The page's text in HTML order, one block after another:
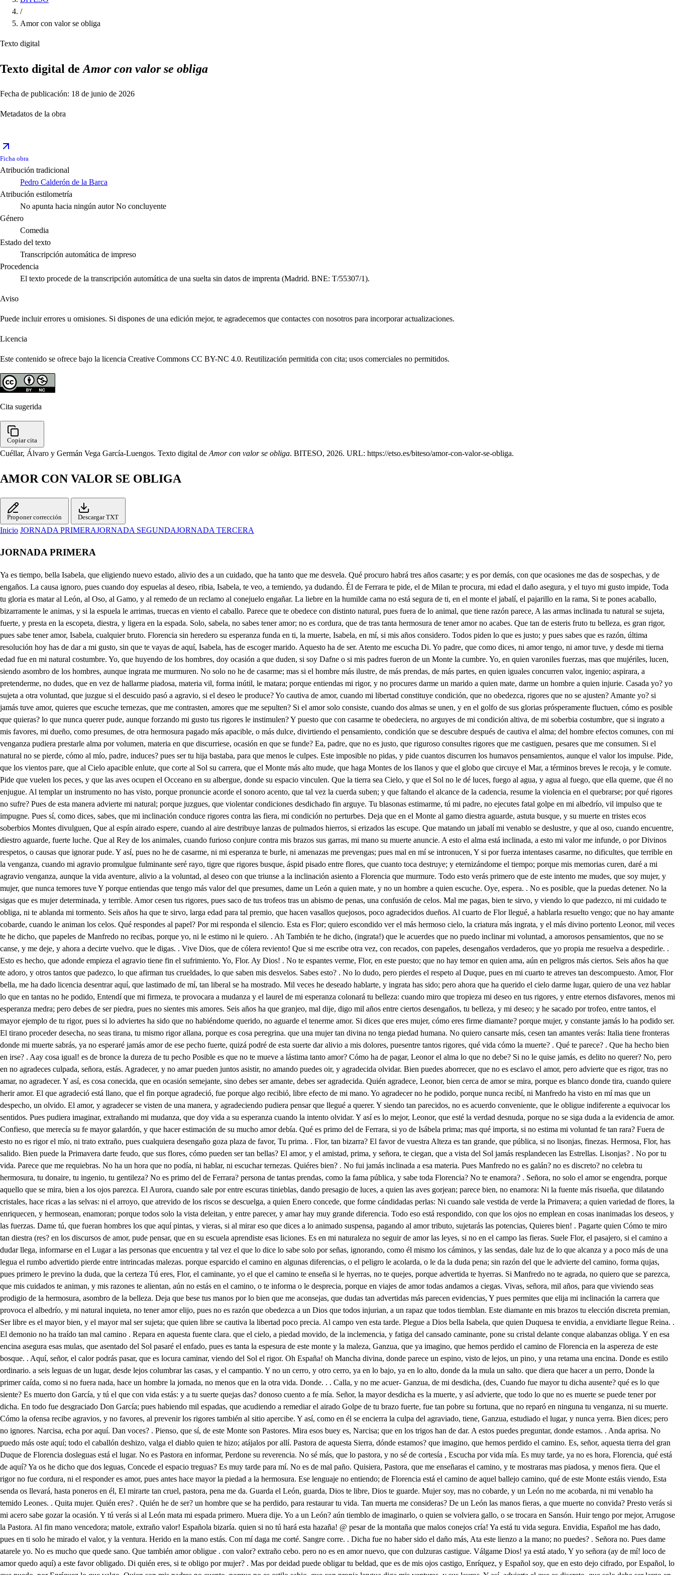
/
Amor con valor se obliga
Texto digital
Texto digital de Amor con valor se obliga
Fecha de publicación: 18 de junio de 2026
Metadatos de la obra
Ficha obra
Atribución tradicional
Pedro Calderón de la Barca
Atribución estilometría
No apunta hacia ningún autor No concluyente
Género
Comedia
Estado del texto
Transcripción automática de impreso
Procedencia
El texto procede de la transcripción automática de una suelta sin datos de imprenta (Madrid. BNE: T/55307/1).
Aviso
Puede incluir errores u omisiones. Si dispones de una edición mejor, te agradecemos que contactes con nosotros para incorporar actualizaciones.
Licencia
Este contenido se ofrece bajo la licencia Creative Commons CC BY-NC 4.0. Reutilización permitida con cita; usos comerciales no permitidos.
Cita sugerida
Copiar cita
Cuéllar, Álvaro y Germán Vega García-Luengos. Texto digital de Amor con valor se obliga. BITESO, 2026. URL: https://etso.es/biteso/amor-con-valor-se-obliga.
AMOR CON VALOR SE OBLIGA
Proponer corrección Descargar TXT
Inicio JORNADA PRIMERAJORNADA SEGUNDAJORNADA TERCERA
JORNADA PRIMERA
Ya es tiempo, bella Isabela, que eligiendo nuevo estado, alivio des a un cuidado, que ha tanto que me desvela. Qué procuro habrá tres años casarte; y es por demás, con que ocasiones me das de sospechas, y de engaños. La causa ignoro, pues cuando doy espuelas al deseo, ribia, Isabela, te veo, a temiendo, ya dudando. Él de Ferrara te pide, el de Milan te procura, mi edad el daño asegura, y el tuyo mi gusto impide, Toda tu gloria es matar al León, al Oso, al Gamo, y al remedo de un reclamo al conejuelo engañar. La liebre en la humilde cama no está segura de ti, en el monte el jabalí, el pajarillo en la rama, Si te pones acaballo, bizarramente le animas, y si la espuela le arrimas, truecas en viento el caballo. Parece que te obedece con distinto natural, pues fuera de lo animal, que tiene razón parece, A las armas inclinada tu natural se sujeta, fuerte, y presta en la escopeta, diestra, y ligera en la espada. Solo, sabela, no sabes tener amor; no es cordura, que de tras tanta hermosura de tener amor no acabes. Que tan de esteris fruto tu belleza, es gran rigor, pues sabe tener amor, Isabela, cualquier bruto. Florencia sin heredero su esperanza funda en ti, la muerte, Isabela, en mí, si mis años considero. Todos piden lo que es justo; y pues sabes que es razón, última resolución hoy has de dar a mi gusto, sin que te vayas de aquí, Isabela, has de escoger marido. Aquesto ha de ser. Atento me escucha Di. Yo padre, que como dices, ni amor tengo, ni amor tuve, y desde mi tierna edad fue en mi natural costumbre. Yo, que huyendo de los hombres, doy ocasión a que duden, si soy Dafne o si mis padres fueron de un Monte la cumbre. Yo, en quien varoniles fuerzas, mas que mujériles, lucen, siendo asombro de los hombres, aunque ingrata me murmuren. No solo no he de casarme; mas si el hombre más ilustre, de más prendas, de más partes, en quien iguales concurren valor, ingenio; aspirara, a pretenderme, no dudes, que en vez de hallarme piadosa, materia vil, forma inútil, le matara; porque entiendas mi rigor, y no procures darme un marido a quien mate, darme un hombre a quien injurie. Casada yo? yo sujeta a otra voluntad, que juzgue si el descuido pasó a agravio, si el deseo le produce? Yo cautiva de amor, cuando mi libertad constituye condición, que no obedezca, rigores que no se ajusten? Amante yo? si jamás tuve amor, quieres que escuche ternezas, que me contrasten, amores que me sepulten? Si el amor solo consiste, cuando dos almas se unen, y en el golfo de sus glorias prósperamente fluctuen, cómo es posible que quieras? lo que nunca querer pude, aunque forzando mi gusto tus rigores le instimulen? Y puesto que con casarme te obedeciera, no arguyes de mi condición altiva, de mi soberbia costumbre, que si ingrato a mis favores, mi dueño, como presumes, de otra hermosura pagado más apacible, o más dulce, divirtiendo el pensamiento, condición que se descubre después de cautiva el alma; del hombre efectos comunes, con mi venganza pudiera prestarle alma por volumen, materia en que discurriese, ocasión en que se funde? Ea, padre, que no es justo, que riguroso consultes rigores que me castiguen, pesares que me consumen. Si el natural no se pierde, cómo al mío, padre, induces? pues ser tu hija bastaba, para que menos le culpes. Este imposible no pidas, y pide cuantos discurren los humavos pensamientos, aunque el valor los impulse. Pide, que los vientos pare, que al Cielo apacible enlute, que corte al Sol su carrera, que el Monte más alto mude, que haga Montes de los llanos y que el globo que circuye el Mar, a términos breves le recoja, y le comute. Pide que vuelen los peces, y que las aves ocupen el Occeano en su albergue, donde su espacio vinculen. Que la tierra sea Cielo, y que el Sol no le dé luces, fuego al agua, y agua al fuego, que ella queme, que él no enjugue. Al templar un instrumento no has visto, porque pronuncie acorde el sonoro acento, que tal vez la cuerda suben; y que faltando el alcance de la cadencia, resume la violencia en el quebrarse; por qué rigores no sufre? Pues de esta manera advierte mi natural; porque juzgues, que violentar condiciones desdichado fin arguye. Tu blasonas estimarme, tú mi padre, no ejecutes fatal golpe en mi albedrío, vil impulso que te impugne. Pues sí, como dices, sabes, que mi inclinación conduce rigores contra las fiera, mi condición no perturbes. Deja que en el Monte al gamo diestra aguarde, astuta busque, y su muerte en tristes ecos soberbios Montes divulguen, Que al espín airado espere, cuando al aire destribuye lanzas de pulmados hierros, si erizados las escupe. Que matando un jabalí mi venablo se deslustre, y que al oso, cuando encuentre, diestro aguarde, fuerte luche. Que al Rey de los animales, cuando furioso conjure contra mis brazos sus garras, mi mano su muerte anuncie. A esto el alma está inclinada, a esto mi valor me infunde, o por Divinos respetos, o causas que ignorar pude. Y así, pues no he de casarme, ni mi esperanza te burle, ni amenazas me prevengas; pues mal en mí se intronucen, Y si por fuerza intentases casarme, no dificultes, que terrible en la venganza, cuando mi agravio promulgue fulminante seré rayo, tigre que rigores busque, áspid pisado entre flores, que cuanto toca destruye; y eternizándome el tiempo; porque mis memorias curen, daré a mi agravio venganza, aunque la vida aventure, alivio a la voluntad, al deseo con que triunse a la inclinación asiento a Florencia que murmure. Todo esto verás primero que de este intento me mudes, que soy mujer, y mujer, que nunca temores tuve Y porque entiendas que tengo más valor del que presumes, dame un León a quien mate, y no un hombre a quien escuche. Oye, espera. . No es posible, que la puedas detener. No la sigas que es mujer determinada, y terrible. Amor cesen tus rigores, pues saco de tus trofeos tras un abismo de penas, una confusión de celos. Mal me pagas, bien te sirvo, y viendo lo que padezco, ni mi cuidado te obliga, ni te ablanda mi tormento. Seis años ha que te sirvo, larga edad para tal premio, que hacen vasallos quejosos, poco agradecidos dueños. Al cuarto de Flor llegué, a hablarla resuelto vengo; que no hay amante cobarde, cuando le animan los celos. Qué respondes al papel? Por mi responda el silencio. Esta es Flor; quiero escondido ver el más hermoso cielo, la criatura más ingrata, y el más divino portento Leonor, mil veces te he dicho, que papeles de Manfredo no recibas, porque yo, ni le estimo ni le quiero. . Ah También te he dicho, (ingrata!) que le acuerdes que no puedo inclinar mi voluntad, a amorosos pensamientos, que no se canse, y me deje, y ahora a decirte vuelvo. que le digas. . Vive Dios, que de cólera reviento! Que si me escribe otra vez, con recados, con papeles, desengaños verdaderos, que yo propia me resuelva a despedirle. . Esto es hecho, que adonde empieza el agravio tiene fin el sufrimiento. Yo, Flor. Ay Dios! . No te espantes verme, Flor, en este puesto; que no hay temor en quien ama, aún en peligros más ciertos. Seis años ha que te adoro, y otros tantos que padezco, lo que afirman tus crueldades, lo que saben mis desvelos. Sabes esto? . No lo dudo, pero pierdes el respeto al Duque, pues en mi cuarto te atreves tan descompuesto. Amor, Flor bella, me ha dado licencia desentrar aquí, que lastimado de mí, tan liberal se ha mostrado. Mil veces he deseado hablarte, y ingrata has sido; pero ahora que ha querido el cielo darme lugar, quiero de una vez hablar lo que en tantas no he podido, Entendí que mi firmeza, te provocara a mudanza y el laurel de mi esperanza colonará tu belleza: cuando miro que tropieza mi deseo en tus rigores, y entre eternos disfavores, menos mi esperanza medra; pero debes de ser piedra, pues no sientes mis amores. Seis años ha que granjeo, mal dije, digo mil años entre ciertos desengaños, tu belleza, y mi deseo; y he sacado por trofeo, entre tantos, el mayor ejemplo de tu rigor, pues si lo adviertes ha sido que no habiéndome querido, no aguarde el tenerme amor. Si dices que eres mujer, cómo eres firme diamante? porque mujer, y constante jamás lo ha podido ser. El tirano proceder desecha, no seas tirana, tu mismo rigor allana, porque es cosa peregrina. que una mujer tan divina no tenga piedad humana. No quiero cansarte más, cesen tan amantes verás: Italia tiene fronteras donde mi muerte sabrás, ya no esperaré jamás amor de ese pecho fuerte, quizá podré de esta suerte dar alivio a mis dolores, puesentre tantos rigores, qué vida cómo la muerte? . Qué te parece? . Que ha hecho bien en irse? . Aay cosa igual! es de bronce la dureza de tu pecho Posible es que no te mueve a lástima tanto amor? Cómo ha de pagar, Leonor el alma lo que no debe? Si no le quise jamás, es delito no querer? No, pero en no agradeces culpada, señora, estás. Agradecer, y no amar pueden juntos asistir, no amando puedes oir, y agradecida olvidar. Bien puedes aborrecer, que no es esclavo el amor, pero advierte que es rigor, tras no amar, no agradecer. Y así, es cosa conecida, que en ocasión semejante, sino debes ser amante, debes ser agradecida. Quién agradece, Leonor, bien cerca de amor se mira, porque es blanco donde tira, cuando quiere herir amor. El que agradeció está llano, que el fin porque agradeció, fue porque algo recibió, libre efecto de mi mano. Yo agradecer no he podido, porque nunca recibí, ni Manfredo ha visto en mí mas que un despecho, un olvido. El amor, y agradecer se visten de una manera, y agradeciendo pudiera pensar que llegué a querer. Y siendo tan parecidos, no es acuerdo conveniente, que le obligue indiferente a equivocar los sentidos. Pues pudiera imaginar, extrañando mi mudanza, que doy vida a su esperanza cuando la intento olvidar. Y así es lo mejor, Leonor, que esté la verdad desnuda, porque no se siga duda a la evidencia de amor. Confieso, que merecía su fe mayor galardón, y que hacer estimación de su mucho amor debía. Qué es primo del de Ferrara, si yo de Isábela prima; mas qué importa, si no estima mi voluntad fe tan rara? Fuera de esto no es rigor el mío, ni trato extraño, pues